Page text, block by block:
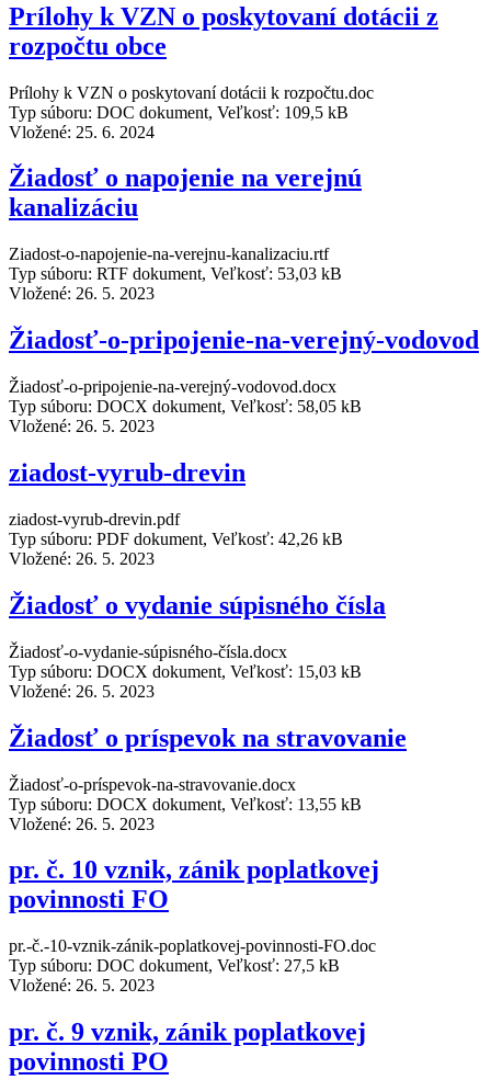
Prílohy k VZN o poskytovaní dotácii z
rozpočtu obce
Prílohy k VZN o poskytovaní dotácii k rozpočtu.doc
Typ súboru: DOC dokument, Veľkosť: 109,5 kB
Vložené: 25. 6. 2024
Žiadosť o napojenie na verejnú
kanalizáciu
Ziadost-o-napojenie-na-verejnu-kanalizaciu.rtf
Typ súboru: RTF dokument, Veľkosť: 53,03 kB
Vložené: 26. 5. 2023
Žiadosť-o-pripojenie-na-verejný-vodovod
Žiadosť-o-pripojenie-na-verejný-vodovod.docx
Typ súboru: DOCX dokument, Veľkosť: 58,05 kB
Vložené: 26. 5. 2023
ziadost-vyrub-drevin
ziadost-vyrub-drevin.pdf
Typ súboru: PDF dokument, Veľkosť: 42,26 kB
Vložené: 26. 5. 2023
Žiadosť o vydanie súpisného čísla
Žiadosť-o-vydanie-súpisného-čísla.docx
Typ súboru: DOCX dokument, Veľkosť: 15,03 kB
Vložené: 26. 5. 2023
Žiadosť o príspevok na stravovanie
Žiadosť-o-príspevok-na-stravovanie.docx
Typ súboru: DOCX dokument, Veľkosť: 13,55 kB
Vložené: 26. 5. 2023
pr. č. 10 vznik, zánik poplatkovej
povinnosti FO
pr.-č.-10-vznik-zánik-poplatkovej-povinnosti-FO.doc
Typ súboru: DOC dokument, Veľkosť: 27,5 kB
Vložené: 26. 5. 2023
pr. č. 9 vznik, zánik poplatkovej
povinnosti PO